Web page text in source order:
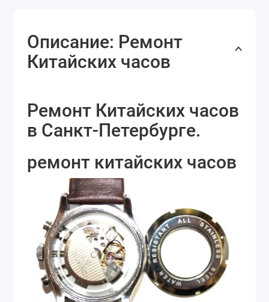
Описание: Ремонт
Китайских часов
Ремонт Китайских часов
в Санкт-Петербурге.
ремонт китайских часов